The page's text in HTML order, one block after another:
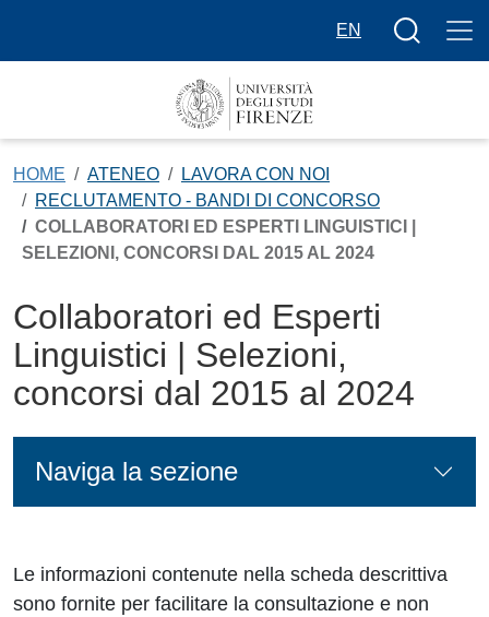
EN
Bottone
HOME ATENEO
LAVORA CON NOI
RECLUTAMENTO - BANDI DI CONCORSO
COLLABORATORI ED ESPERTI LINGUISTICI |
SELEZIONI, CONCORSI DAL 2015 AL 2024
Collaboratori ed Esperti
Linguistici | Selezioni,
concorsi dal 2015 al 2024
Le informazioni contenute nella scheda descrittiva
sono fornite per facilitare la consultazione e non
Naviga la sezione